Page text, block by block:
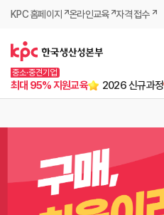
KPC 홈페이지 온라인교육 자격 접수
중소·중견기업
최대 95% 지원교육 2026 신규과정